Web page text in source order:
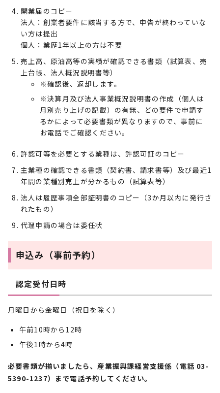
開業届のコピー
法人：創業者要件に該当する方で、申告が終わっていな
い方は提出
個人：業歴1年以上の方は不要
売上高、原油高等の実績が確認できる書類（試算表、売
上台帳、法人概況説明書等）
※確認後、返却します。
※決算月及び法人事業概況説明書の作成（個人は
月別売り上げの記載）の有無、どの要件で申請す
るかによって必要書類が異なりますので、事前に
お電話でご確認ください。
許認可等を必要とする業種は、許認可証のコピー
主業種の確認できる書類（契約書、請求書等）及び最近1
年間の業種別売上が分かるもの（試算表等）
法人は履歴事項全部証明書のコピー（3か月以内に発行さ
れたもの）
代理申請の場合は委任状
申込み（事前予約）
認定受付日時
月曜日から金曜日（祝日を除く）
午前10時から12時
午後1時から4時
必要書類が揃いましたら、産業振興課経営支援係（電話 03-
5390-1237）まで電話予約してください。